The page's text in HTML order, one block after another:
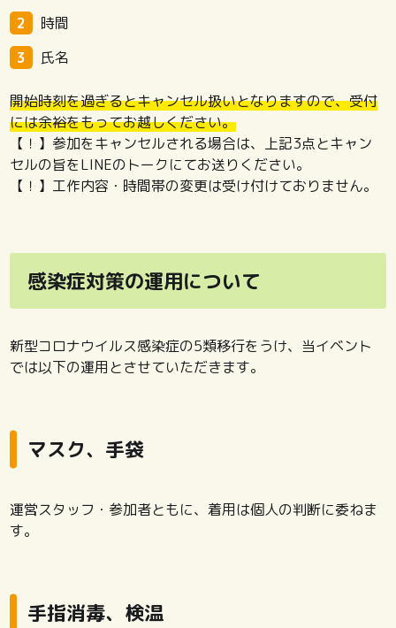
時間
氏名
開始時刻を過ぎるとキャンセル扱いとなりますので、受付
には余裕をもってお越しください。
【！】参加をキャンセルされる場合は、上記3点とキャン
セルの旨をLINEのトークにてお送りください。
【！】工作内容・時間帯の変更は受け付けておりません。
感染症対策の運用について
新型コロナウイルス感染症の5類移行をうけ、当イベント
では以下の運用とさせていただきます。
マスク、手袋
運営スタッフ・参加者ともに、着用は個人の判断に委ねま
す。
手指消毒、検温